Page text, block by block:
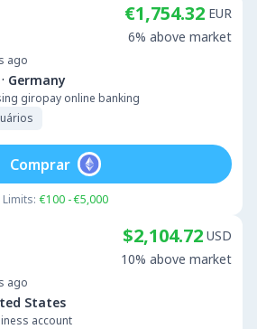
ago
· Germany
giropay online banking
€1,754.32 EUR
6% above market
Limits: €100 - €5,000
Comprar
ago
States
account
$2,104.72 USD
10% above market